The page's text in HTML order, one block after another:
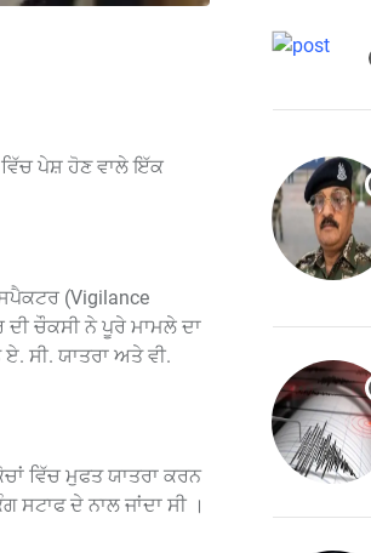
ਪੇਸ਼ ਹੋਣ ਵਾਲੇ ਇੱਕ
(Vigilance
ਚੌਕਸੀ ਨੇ ਪੂਰੇ ਮਾਮਲੇ ਦਾ
ਸੀ. ਯਾਤਰਾ ਅਤੇ ਵੀ.
ਵਿੱਚ ਮੁਫਤ ਯਾਤਰਾ ਕਰਨ
ਦੇ ਨਾਲ ਜਾਂਦਾ ਸੀ ।